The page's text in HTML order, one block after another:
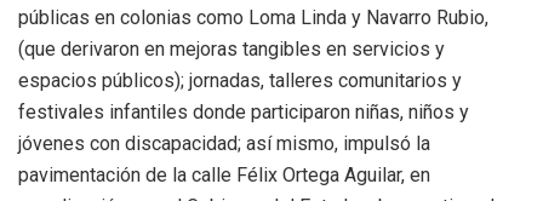
públicas en colonias como Loma Linda y Navarro Rubio,
(que derivaron en mejoras tangibles en servicios y
espacios públicos); jornadas, talleres comunitarios y
festivales infantiles donde participaron niñas, niños y
jóvenes con discapacidad; así mismo, impulsó la
pavimentación de la calle Félix Ortega Aguilar, en